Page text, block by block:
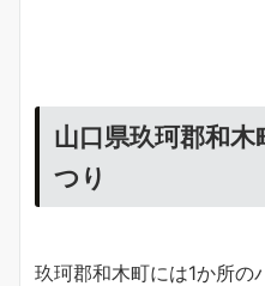
山口県玖珂郡和
つり
玖珂郡和木町には1か所の